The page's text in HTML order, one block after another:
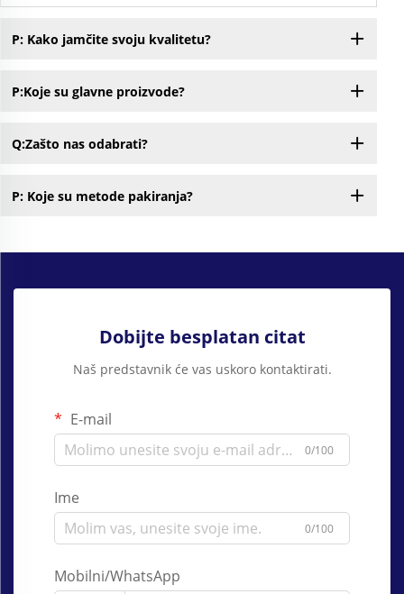
P: Kako jamčite svoju kvalitetu?
P:Koje su glavne proizvode?
Q:Zašto nas odabrati?
P: Koje su metode pakiranja?
Dobijte besplatan citat
Naš predstavnik će vas uskoro kontaktirati.
E-mail
0/100
Ime
0/100
Mobilni/WhatsApp